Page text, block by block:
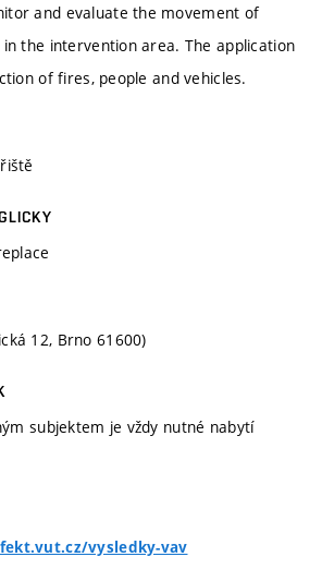
and evaluate the movement of
in the intervention area. The application
of fires, people and vehicles.
12, Brno 61600)
subjektem je vždy nutné nabytí
vysledky-vav